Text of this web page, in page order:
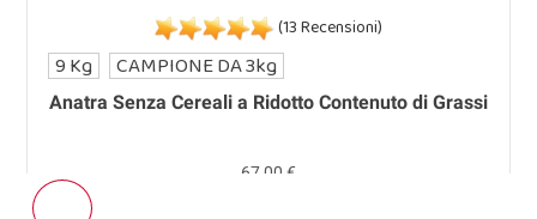
Anatra Senza Cereali a Ridotto Contenuto di Grassi
(13 Recensioni)
67,00 €
9 Kg CAMPIONE DA 3kg